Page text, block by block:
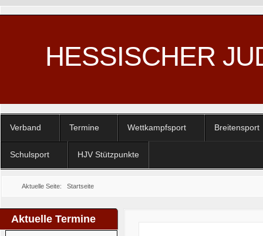
HESSISCHER
Verband Termine Wettkampfsport Breitensport
Schulsport HJV Stützpunkte
Aktuelle Seite: Startseite
Aktuelle Termine